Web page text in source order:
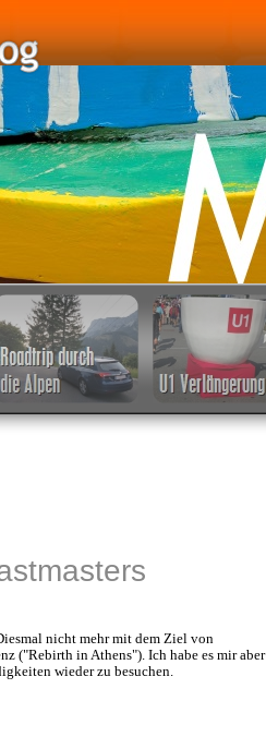
nicht mehr mit dem Ziel von
("Rebirth in Athens"). Ich habe es mir aber
wieder zu besuchen.